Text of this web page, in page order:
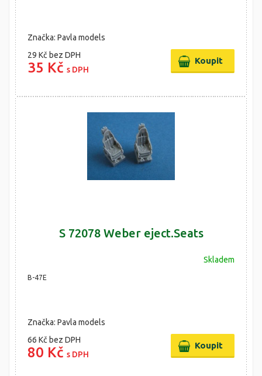
Značka: Pavla models
29 Kč bez DPH
35 Kč s DPH
S 72078 Weber eject.Seats
Skladem
B-47E
Značka: Pavla models
66 Kč bez DPH
80 Kč s DPH